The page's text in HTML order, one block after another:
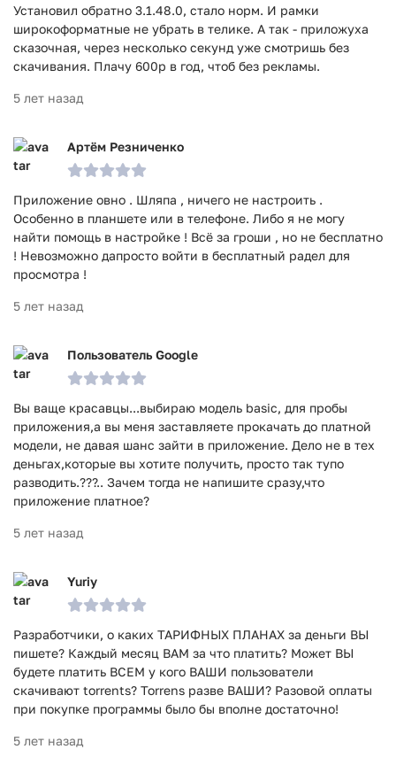
Установил обратно 3.1.48.0, стало норм. И рамки
широкоформатные не убрать в телике. А так - приложуха
сказочная, через несколько секунд уже смотришь без
скачивания. Плачу 600р в год, чтоб без рекламы.
5 лет назад
Артём Резниченко
Приложение овно . Шляпа , ничего не настроить .
Особенно в планшете или в телефоне. Либо я не могу
найти помощь в настройке ! Всё за гроши , но не бесплатно
! Невозможно дапросто войти в бесплатный радел для
просмотра !
5 лет назад
Пользователь Google
Вы ваще красавцы...выбираю модель basic, для пробы
приложения,а вы меня заставляете прокачать до платной
модели, не давая шанс зайти в приложение. Дело не в тех
деньгах,которые вы хотите получить, просто так тупо
разводить.???.. Зачем тогда не напишите сразу,что
приложение платное?
5 лет назад
Yuriy
Разработчики, о каких ТАРИФНЫХ ПЛАНАХ за деньги ВЫ
пишете? Каждый месяц ВАМ за что платить? Может ВЫ
будете платить ВСЕМ у кого ВАШИ пользователи
скачивают torrents? Torrens разве ВАШИ? Разовой оплаты
при покупке программы было бы вполне достаточно!
5 лет назад